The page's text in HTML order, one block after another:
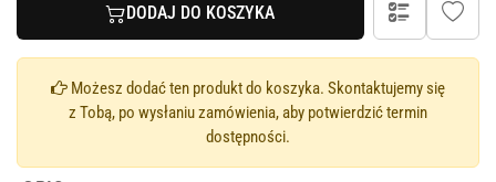
DODAJ DO KOSZYKA
Możesz dodać ten produkt do koszyka. Skontaktujemy się
z Tobą, po wysłaniu zamówienia, aby potwierdzić termin
dostępności.